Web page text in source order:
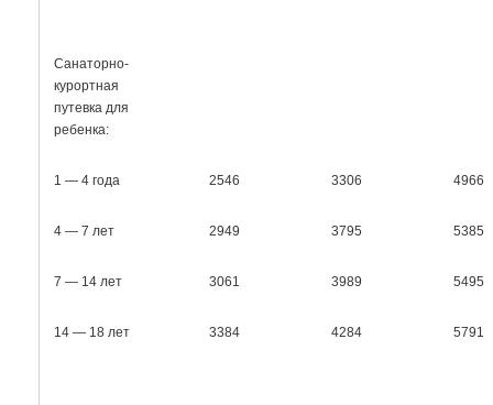
Санаторно-
курортная
путевка для
ребенка:
1 — 4 года 2546 3306 4966
4 — 7 лет 2949 3795 5385
7 — 14 лет 3061 3989 5495
14 — 18 лет 3384 4284 5791